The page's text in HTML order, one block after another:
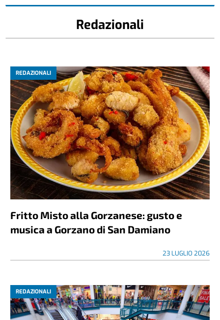
Redazionali
REDAZIONALI
Fritto Misto alla Gorzanese: gusto e
musica a Gorzano di San Damiano
23 LUGLIO 2026
REDAZIONALI